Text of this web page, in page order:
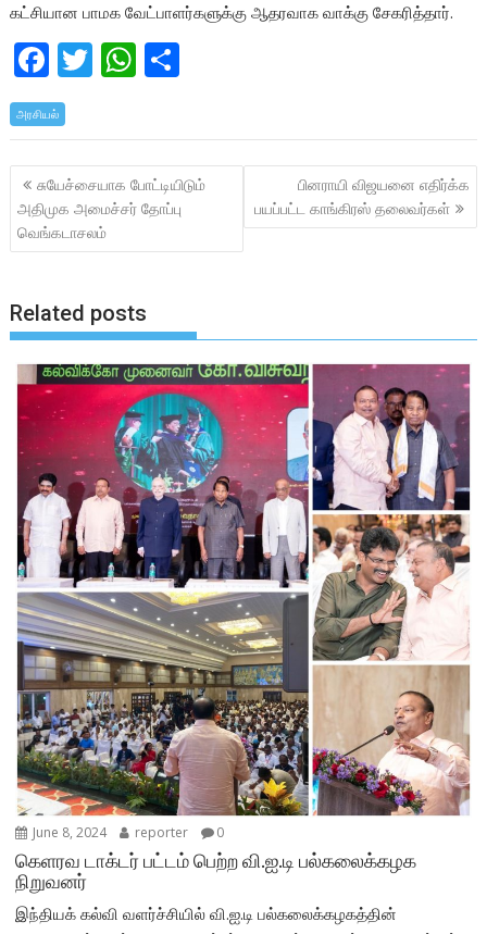
கட்சியான பாமக வேட்பாளர்களுக்கு ஆதரவாக வாக்கு சேகரித்தார்.
F
ac
e
b
o
o
k
T
itt
er
W
at
s
A
p
p
ar
e
அரசியல்
Post
navigation
சுயேச்சையாக போட்டியிடும்
அதிமுக அமைச்சர் தோப்பு
வெங்கடாசலம்
பினராயி விஜயனை எதிர்க்க
பயப்பட்ட காங்கிரஸ் தலைவர்கள்
Related posts
June 8, 2024 reporter 0
கெளரவ டாக்டர் பட்டம் பெற்ற வி.ஐ.டி பல்கலைக்கழக
நிறுவனர்
இந்தியக் கல்வி வளர்ச்சியில் வி.ஐ.டி பல்கலைக்கழகத்தின்